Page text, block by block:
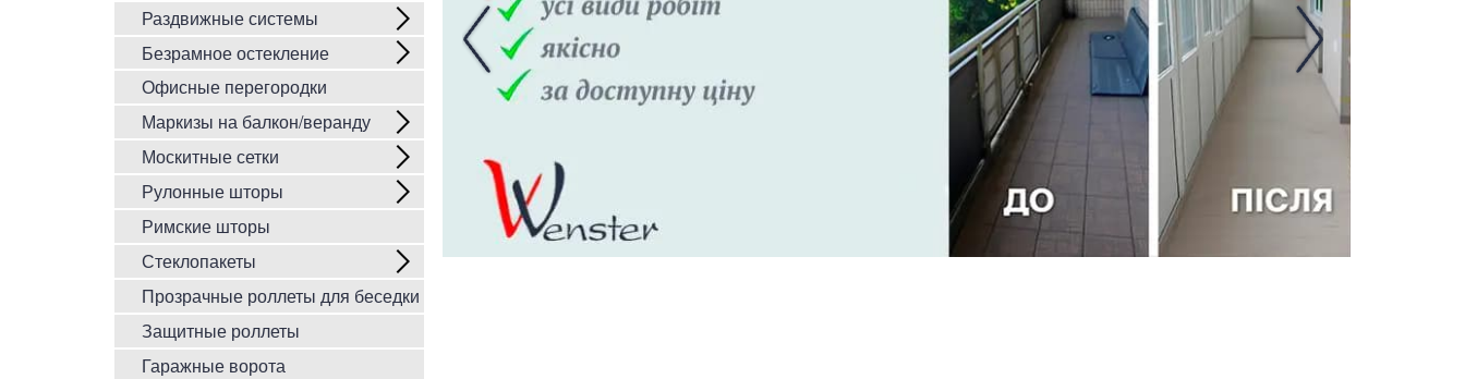
Раздвижные системы
Безрамное остекление
Офисные перегородки
Маркизы на балкон/веранду
Москитные сетки
Рулонные шторы
Римские шторы
Стеклопакеты
Прозрачные роллеты для беседки
Защитные роллеты
Гаражные ворота